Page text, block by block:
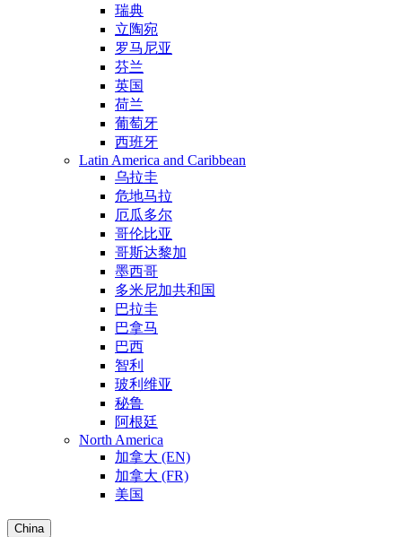
瑞典
立陶宛
罗马尼亚
芬兰
英国
荷兰
葡萄牙
西班牙
Latin America and Caribbean
乌拉圭
危地马拉
厄瓜多尔
哥伦比亚
哥斯达黎加
墨西哥
多米尼加共和国
巴拉圭
巴拿马
巴西
智利
玻利维亚
秘鲁
阿根廷
North America
加拿大 (EN)
加拿大 (FR)
美国
China